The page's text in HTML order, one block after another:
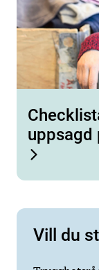
uppsagd
Vill du